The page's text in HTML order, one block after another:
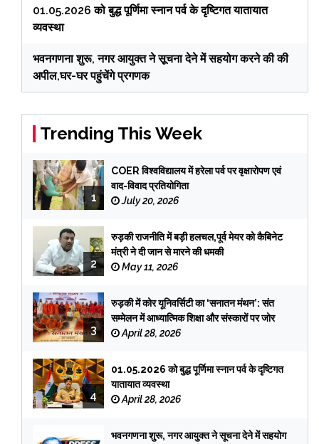
01.05.2026 को बुद्ध पूर्णिमा स्नान पर्व के दृष्टिगत यातायात
व्यवस्था
भवनगणना शुरू, नगर आयुक्त ने सूचना देने में सहयोग करने की की
अपील,घर-घर पहुंचेंगे प्रगणक
Trending This Week
1
COER विश्वविद्यालय में हरेला पर्व पर वृक्षारोपण एवं
वाद-विवाद प्रतियोगिता
July 20, 2026
2
रुड़की राजनीति में बड़ी हलचल,पूर्व मेयर को कैबिनेट
मंत्री ने दी जान से मारने की धमकी
May 11, 2026
3
रुड़की में कोर यूनिवर्सिटी का ‘सनातन मंथन’: संत
सम्मेलन में आध्यात्मिक शिक्षा और संस्कारों पर जोर
April 28, 2026
4
01.05.2026 को बुद्ध पूर्णिमा स्नान पर्व के दृष्टिगत
यातायात व्यवस्था
April 28, 2026
भवनगणना शुरू, नगर आयुक्त ने सूचना देने में सहयोग